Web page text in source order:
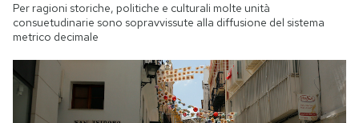
Regala il Post
Hai bisogno di aiuto?
Esci
Per ragioni storiche, politiche e culturali molte unità
consuetudinarie sono sopravvissute alla diffusione del sistema
metrico decimale